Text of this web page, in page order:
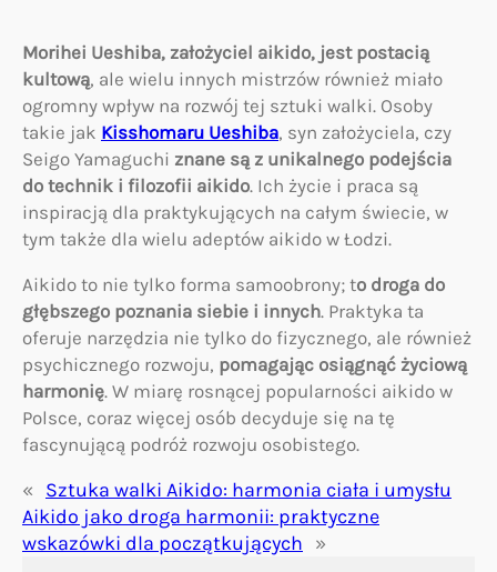
Morihei Ueshiba, założyciel aikido, jest postacią
kultową, ale wielu innych mistrzów również miało
ogromny wpływ na rozwój tej sztuki walki. Osoby
takie jak Kisshomaru Ueshiba, syn założyciela, czy
Seigo Yamaguchi znane są z unikalnego podejścia
do technik i filozofii aikido. Ich życie i praca są
inspiracją dla praktykujących na całym świecie, w
tym także dla wielu adeptów aikido w Łodzi.
Aikido to nie tylko forma samoobrony; to droga do
głębszego poznania siebie i innych. Praktyka ta
oferuje narzędzia nie tylko do fizycznego, ale również
psychicznego rozwoju, pomagając osiągnąć życiową
harmonię. W miarę rosnącej popularności aikido w
Polsce, coraz więcej osób decyduje się na tę
fascynującą podróż rozwoju osobistego.
« Sztuka walki Aikido: harmonia ciała i umysłu
Aikido jako droga harmonii: praktyczne
wskazówki dla początkujących »